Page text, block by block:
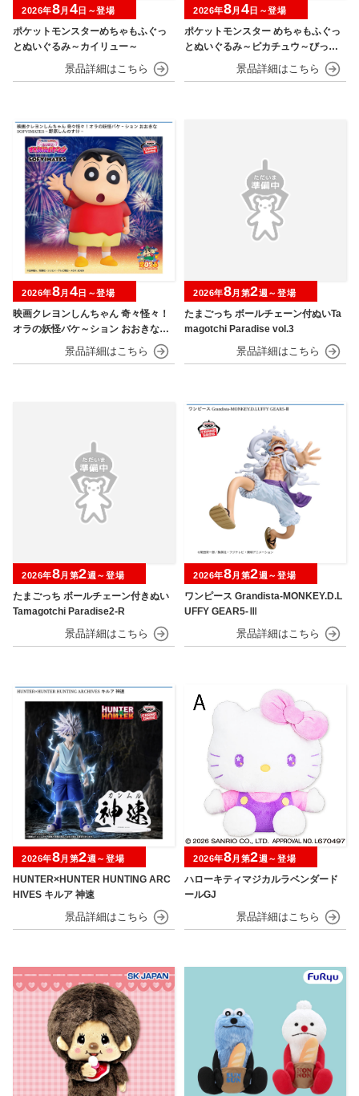
ポケットモンスターめちゃもふぐっ
とぬいぐるみ～カイリュー～
2026年8月 4日～登場
ポケットモンスター めちゃもふぐっ
とぬいぐるみ～ピカチュウ～びっく
2026年8月 4日～登場
映画クレヨンしんちゃん 奇々怪々！
オラの妖怪バケ～ション おおきなSO
FVIMATES～野原しんのすけ～
2026年8月 4日～登場
たまごっち ボールチェーン付ぬいTa
magotchi Paradise vol.3
2026年8月第2週～登場
たまごっち ボールチェーン付きぬい
Tamagotchi Paradise2-R
2026年8月第2週～登場
ワンピース Grandista-MONKEY.D.L
UFFY GEAR5-Ⅲ
2026年8月第2週～登場
HUNTER×HUNTER HUNTING ARC
HIVES キルア 神速
2026年8月第2週～登場
ハローキティマジカルラベンダード
ールGJ
2026年8月第2週～登場